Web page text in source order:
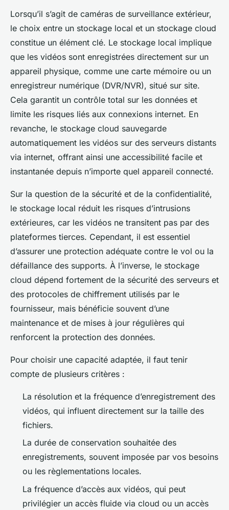
Lorsqu’il s’agit de caméras de surveillance extérieur,
le choix entre un stockage local et un stockage cloud
constitue un élément clé. Le stockage local implique
que les vidéos sont enregistrées directement sur un
appareil physique, comme une carte mémoire ou un
enregistreur numérique (DVR/NVR), situé sur site.
Cela garantit un contrôle total sur les données et
limite les risques liés aux connexions internet. En
revanche, le stockage cloud sauvegarde
automatiquement les vidéos sur des serveurs distants
via internet, offrant ainsi une accessibilité facile et
instantanée depuis n’importe quel appareil connecté.
Sur la question de la sécurité et de la confidentialité,
le stockage local réduit les risques d’intrusions
extérieures, car les vidéos ne transitent pas par des
plateformes tierces. Cependant, il est essentiel
d’assurer une protection adéquate contre le vol ou la
défaillance des supports. À l’inverse, le stockage
cloud dépend fortement de la sécurité des serveurs et
des protocoles de chiffrement utilisés par le
fournisseur, mais bénéficie souvent d’une
maintenance et de mises à jour régulières qui
renforcent la protection des données.
Pour choisir une capacité adaptée, il faut tenir
compte de plusieurs critères :
La résolution et la fréquence d’enregistrement des
vidéos, qui influent directement sur la taille des
fichiers.
La durée de conservation souhaitée des
enregistrements, souvent imposée par vos besoins
ou les règlementations locales.
La fréquence d’accès aux vidéos, qui peut
privilégier un accès fluide via cloud ou un accès